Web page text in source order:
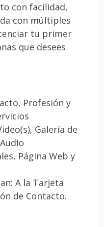
con facilidad,
con múltiples
tu primer
que desees
Profesión y
Galería de
Página Web y
A la Tarjeta
de Contacto.